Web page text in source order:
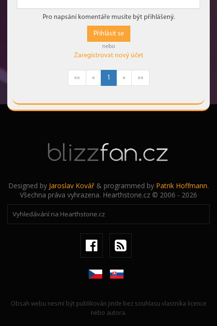
Pro napsání komentáře musíte být přihlášený.
Přihlásit se
nebo
Zaregistrovat nový účet
«« « 1 » »»
Designed by Jaroslav Kovář & programmed by Patrik Hoffmann.
Všechna práva vyhrazena. Hearthstone.cz © 2006 - 2026
Obsah webu nesmí být publikován jinde bez souhlasu vlastníka licence
nebo autora.